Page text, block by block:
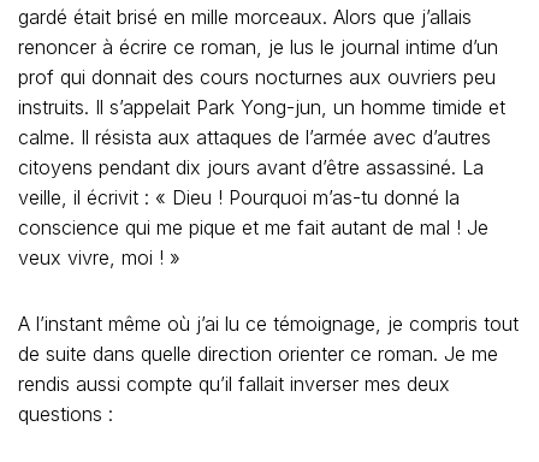
gardé était brisé en mille morceaux. Alors que j’allais
renoncer à écrire ce roman, je lus le journal intime d’un
prof qui donnait des cours nocturnes aux ouvriers peu
instruits. Il s’appelait Park Yong-jun, un homme timide et
calme. Il résista aux attaques de l’armée avec d’autres
citoyens pendant dix jours avant d’être assassiné. La
veille, il écrivit : « Dieu ! Pourquoi m’as-tu donné la
conscience qui me pique et me fait autant de mal ! Je
veux vivre, moi ! »
A l’instant même où j’ai lu ce témoignage, je compris tout
de suite dans quelle direction orienter ce roman. Je me
rendis aussi compte qu’il fallait inverser mes deux
questions :